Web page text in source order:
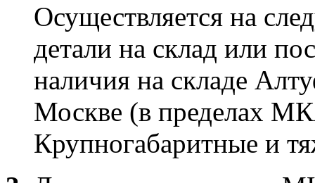
Осуществляется на
детали на склад или
наличия на складе
Москве (в пределах
Крупногабаритные и